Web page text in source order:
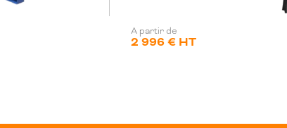
A partir de
2 996 € HT